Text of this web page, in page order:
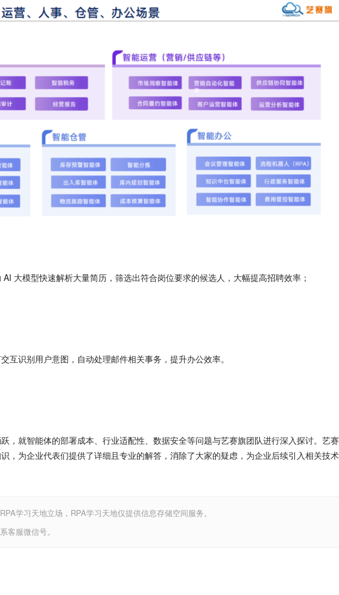
大模型快速解析大量简历，筛选出符合岗位要求的候选人，大幅提高招聘效率；
互识别用户意图，自动处理邮件相关事务，提升办公效率。
跃，就智能体的部署成本、行业适配性、数据安全等问题与艺赛旗团队进行深入探讨。艺
，为企业代表们提供了详细且专业的解答，消除了大家的疑虑，为企业后续引入相关技
学习天地立场，RPA学习天地仅提供信息存储空间服务。
客服微信号。